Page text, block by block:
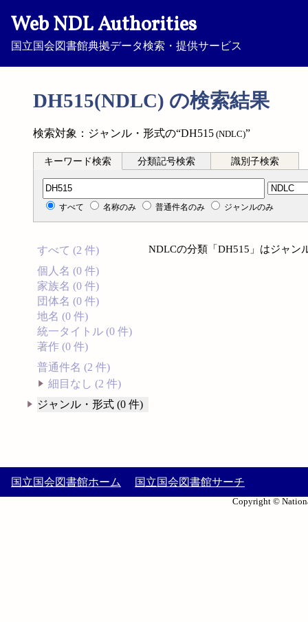
Web NDL Authorities
国立国会図書館典拠データ検索・提供サービス
DH515(NDLC) の検索結果
検索対象：ジャンル・形式の“DH515 (NDLC)”
キーワード検索 分類記号検索 識別子検索
分類記号検索
すべて 名称のみ 普通件名のみ ジャンルのみ
すべて (2 件)
個人名 (0 件)
家族名 (0 件)
団体名 (0 件)
地名 (0 件)
統一タイトル (0 件)
著作 (0 件)
普通件名 (2 件)
細目なし (2 件)
ジャンル・形式 (0 件)
NDLCの分類「DH515」はジャン
国立国会図書館ホーム 国立国会図書館サーチ
Copyright ©